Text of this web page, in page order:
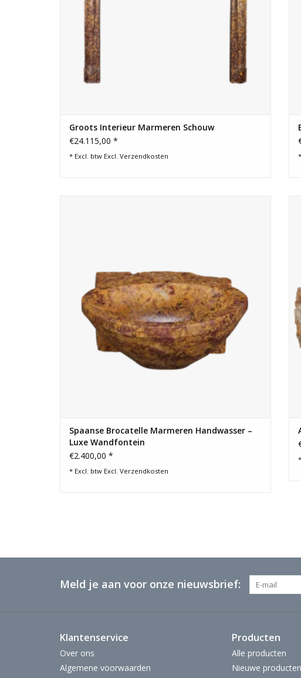
Groots Interieur Marmeren Schouw
€24.115,00 *
* Excl. btw Excl. Verzendkosten
Spaanse Brocatelle Marmeren Handwasser –
Luxe Wandfontein
€2.400,00 *
* Excl. btw Excl. Verzendkosten
Meld je aan voor onze nieuwsbrief:
Klantenservice
Over ons
Algemene voorwaarden
Producten
Alle producten
Nieuwe producten